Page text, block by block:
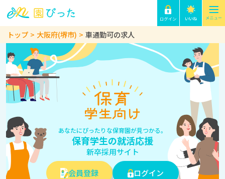
トップ 大阪府(堺市) 車通勤可の求人
あなたにぴったりな保育園が見つかる。
保育学生の就活応援
新卒採用サイト
会員登録
ログイン